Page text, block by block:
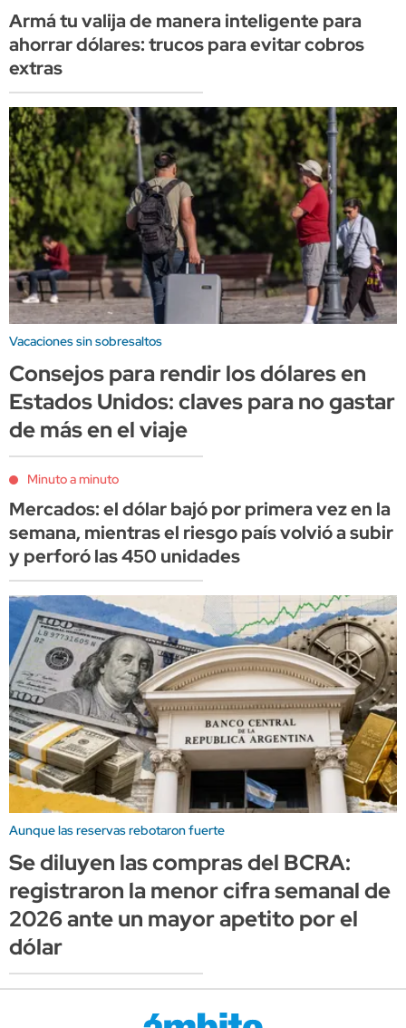
Armá tu valija de manera inteligente para
ahorrar dólares: trucos para evitar cobros
extras
Vacaciones sin sobresaltos
Consejos para rendir los dólares en
Estados Unidos: claves para no gastar
de más en el viaje
Minuto a minuto
Mercados: el dólar bajó por primera vez en la
semana, mientras el riesgo país volvió a subir
y perforó las 450 unidades
Aunque las reservas rebotaron fuerte
Se diluyen las compras del BCRA:
registraron la menor cifra semanal de
2026 ante un mayor apetito por el
dólar